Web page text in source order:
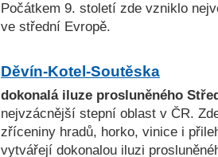
Počátkem 9. století zde vzniklo
ve střední Evropě.
Děvín-Kotel-Soutěska
dokonalá iluze prosluněného
nejvzácnější stepní oblast v ČR.
zříceniny hradů, horko, vinice i
vytvářejí dokonalou iluzi